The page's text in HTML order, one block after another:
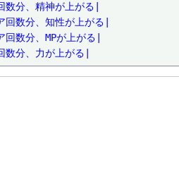
分、精神が上がる|
数分、知性が上がる|
数分、MPが上がる|
分、力が上がる|